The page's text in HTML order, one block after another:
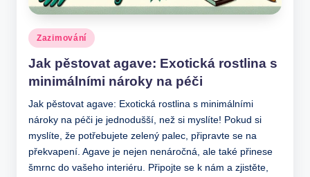
Posted
in
Zazimování
Jak pěstovat agave: Exotická rostlina s
minimálními nároky na péči
Jak pěstovat agave: Exotická rostlina s minimálními
nároky na péči je jednodušší, než si myslíte! Pokud si
myslíte, že potřebujete zelený palec, připravte se na
překvapení. Agave je nejen nenáročná, ale také přinese
šmrnc do vašeho interiéru. Připojte se k nám a zjistěte,